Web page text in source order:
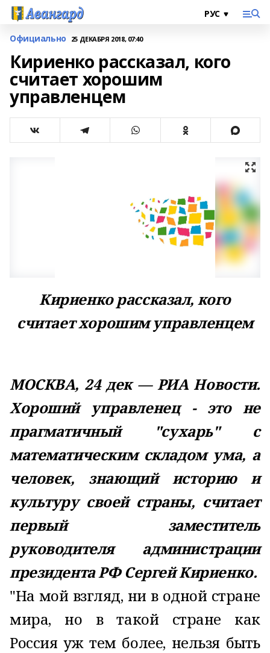
Официально 25 ДЕКАБРЯ 2018, 07:40
Кириенко рассказал, кого
считает хорошим
управленцем
Кириенко рассказал, кого
считает хорошим управленцем
МОСКВА, 24 дек — РИА Новости.
Хороший управленец - это не
прагматичный "сухарь" с
математическим складом ума, а
человек, знающий историю и
культуру своей страны, считает
первый заместитель
руководителя администрации
президента РФ Сергей Кириенко.
"На мой взгляд, ни в одной стране
мира, но в такой стране как
Россия уж тем более, нельзя быть